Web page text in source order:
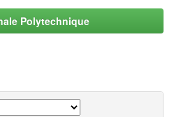
Polytechnique